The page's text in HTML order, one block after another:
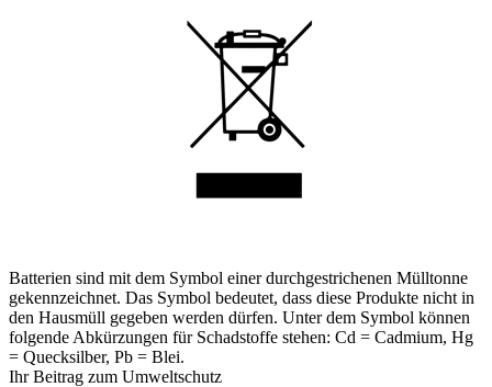
Batterien sind mit dem Symbol einer durchgestrichenen Mülltonne
gekennzeichnet. Das Symbol bedeutet, dass diese Produkte nicht in
den Hausmüll gegeben werden dürfen. Unter dem Symbol können
folgende Abkürzungen für Schadstoffe stehen: Cd = Cadmium, Hg
= Quecksilber, Pb = Blei.
Ihr Beitrag zum Umweltschutz